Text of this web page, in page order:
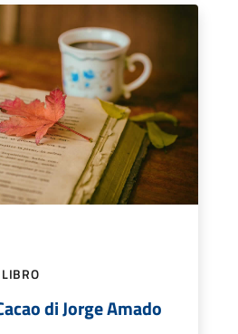
di Jorge Amado